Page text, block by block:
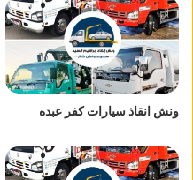
ونش انقاذ سيارات كفر عبده